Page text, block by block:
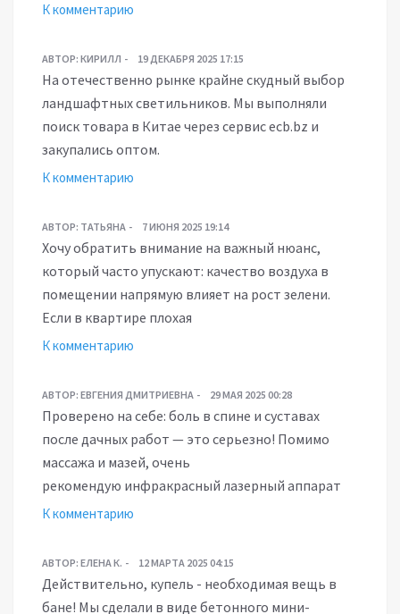
К комментарию
АВТОР: КИРИЛЛ 19 ДЕКАБРЯ 2025 17:15
На отечественно рынке крайне скудный выбор
ландшафтных светильников. Мы выполняли
поиск товара в Китае через сервис ecb.bz и
закупались оптом.
К комментарию
АВТОР: ТАТЬЯНА 7 ИЮНЯ 2025 19:14
Хочу обратить внимание на важный нюанс,
который часто упускают: качество воздуха в
помещении напрямую влияет на рост зелени.
Если в квартире плохая
К комментарию
АВТОР: ЕВГЕНИЯ ДМИТРИЕВНА 29 МАЯ 2025 00:28
Проверено на себе: боль в спине и суставах
после дачных работ — это серьезно! Помимо
массажа и мазей, очень
рекомендую инфракрасный лазерный аппарат
К комментарию
АВТОР: ЕЛЕНА К. 12 МАРТА 2025 04:15
Действительно, купель - необходимая вещь в
бане! Мы сделали в виде бетонного мини-